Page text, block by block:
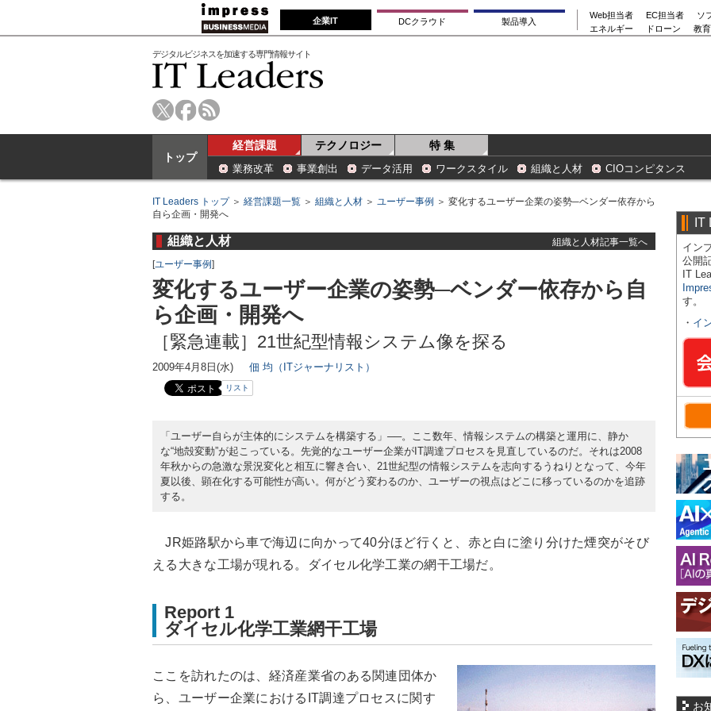
企業IT DCクラウド 製品導入
Web担当者 EC担当者
ソ
エネルギー
ドローン 教
デジタルビジネスを加速する専門情報サイト
トップ
経営課題 テクノロジー 特 集
業務改革 事業創出 データ活用 ワークスタイル 組織と人材 CIOコンピタンス
IT Leaders トップ＞ 経営課題一覧 ＞ 組織と人材 ＞ ユーザー事例 ＞ 変化するユーザー企業の姿勢─ベンダー依存から
自ら企画・開発へ
組織と人材
組織と人材記事一覧へ
[ユーザー事例]
変化するユーザー企業の姿勢─ベンダー依存から自
ら企画・開発へ
［緊急連載］21世紀型情報システム像を探る
2009年4月8日(水) 佃 均（ITジャーナリスト）
リスト
「ユーザー自らが主体的にシステムを構築する」──。ここ数年、情報システムの構築と運用に、静か
な“地殻変動”が起こっている。先覚的なユーザー企業がIT調達プロセスを見直しているのだ。それは2008
年秋からの急激な景況変化と相互に響き合い、21世紀型の情報システムを志向するうねりとなって、今年
夏以後、顕在化する可能性が高い。何がどう変わるのか、ユーザーの視点はどこに移っているのかを追跡
する。
JR姫路駅から車で海辺に向かって40分ほど行くと、赤と白に塗り分けた煙突がそび
える大きな工場が現れる。ダイセル化学工業の網干工場だ。
Report 1
ダイセル化学工業網干工場
ここを訪れたのは、経済産業省のある関連団体か
ら、ユーザー企業におけるIT調達プロセスに関す
IT
イン
公開
IT
す。
・ イ
お